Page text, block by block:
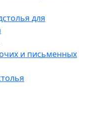
для
и письменных